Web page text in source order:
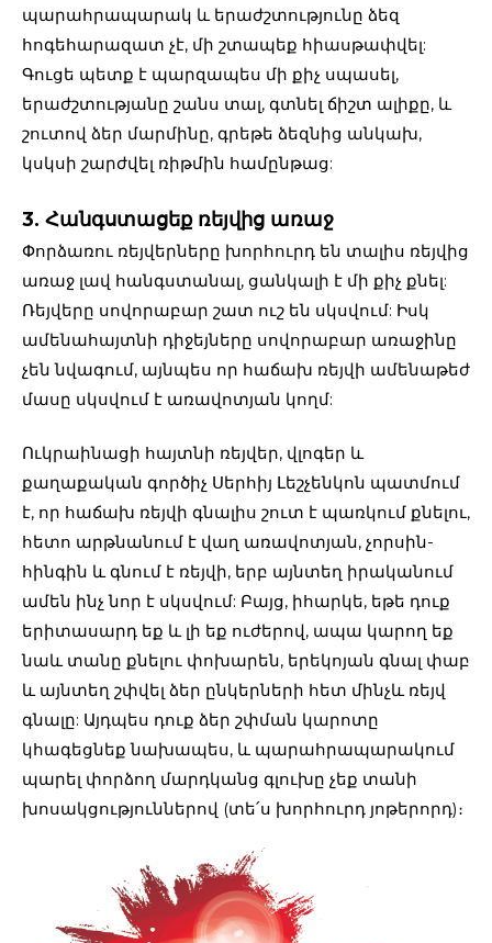
պարահրապարակ և երաժշտությունը ձեզ
հոգեհարազատ չէ, մի շտապեք հիասթափվել:
Գուցե պետք է պարզապես մի քիչ սպասել,
երաժշտությանը շանս տալ, գտնել ճիշտ ալիքը, և
շուտով ձեր մարմինը, գրեթե ձեզնից անկախ,
կսկսի շարժվել ռիթմին համընթաց:
3. Հանգստացեք ռեյվից առաջ
Փորձառու ռեյվերները խորհուրդ են տալիս ռեյվից
առաջ լավ հանգստանալ, ցանկալի է մի քիչ քնել:
Ռեյվերը սովորաբար շատ ուշ են սկսվում: Իսկ
ամենահայտնի դիջեյները սովորաբար առաջինը
չեն նվագում, այնպես որ հաճախ ռեյվի ամենաթեժ
մասը սկսվում է առավոտյան կողմ:
Ուկրաինացի հայտնի ռեյվեր, վլոգեր և
քաղաքական գործիչ Սերհիյ Լեշչենկոն պատմում
է, որ հաճախ ռեյվի գնալիս շուտ է պառկում քնելու,
հետո արթնանում է վաղ առավոտյան, չորսին-
հինգին և գնում է ռեյվի, երբ այնտեղ իրականում
ամեն ինչ նոր է սկսվում: Բայց, իհարկե, եթե դուք
երիտասարդ եք և լի եք ուժերով, ապա կարող եք
նաև տանը քնելու փոխարեն, երեկոյան գնալ փաբ
և այնտեղ շփվել ձեր ընկերների հետ մինչև ռեյվ
գնալը: Այդպես դուք ձեր շփման կարոտը
կհագեցնեք նախապես, և պարահրապարակում
պարել փորձող մարդկանց գլուխը չեք տանի
խոսակցություններով (տե՛ս խորհուրդ յոթերորդ)։